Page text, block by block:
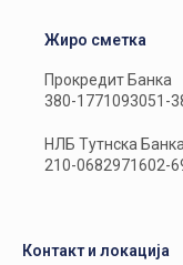
Жиро сметка
Прокредит Банка
380-1771093051-
НЛБ Тутнска Банка
210-0682971602-
Контакт и локација